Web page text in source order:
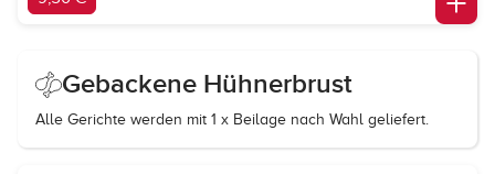
Gebackene Hühnerbrust
Alle Gerichte werden mit 1 x Beilage nach Wahl geliefert.